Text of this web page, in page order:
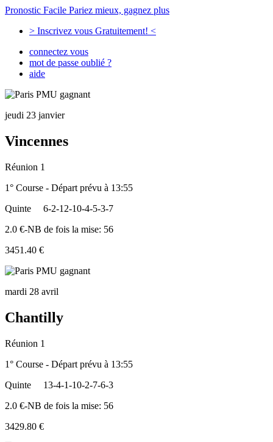
Pronostic Facile Pariez mieux, gagnez plus
> Inscrivez vous Gratuitement! <
connectez vous
mot de passe oublié ?
aide
jeudi 23 janvier
Vincennes
Réunion 1
1° Course - Départ prévu à 13:55
Quinte
6-2-12-10-4-5-3-7
2.0 €-NB de fois la mise: 56
3451.40 €
mardi 28 avril
Chantilly
Réunion 1
1° Course - Départ prévu à 13:55
Quinte
13-4-1-10-2-7-6-3
2.0 €-NB de fois la mise: 56
3429.80 €